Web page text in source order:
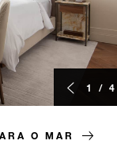
1 / 4
O MAR